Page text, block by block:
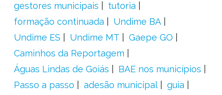
gestores municipais
tutoria
formação continuada
Undime BA
Undime ES
Undime MT
Gaepe GO
Caminhos da Reportagem
Águas Lindas de Goiás
BAE nos municípios
Passo a passo
adesão municipal
guia